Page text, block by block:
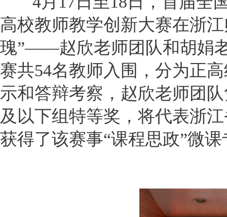
高校教师教学创新大赛在浙
瑰”——赵欣老师团队和胡娟
赛共54名教师入围，分为正
示和答辩考察，赵欣老师团
及以下组特等奖，将代表浙
获得了该赛事“课程思政”微